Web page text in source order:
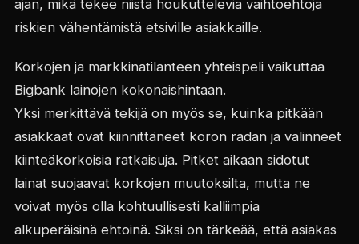
ajan, mikä tekee niistä houkuttelevia vaihtoehtoja
riskien vähentämistä etsiville asiakkaille.
Korkojen ja markkinatilanteen yhteispeli vaikuttaa
Bigbank lainojen kokonaishintaan.
Yksi merkittävä tekijä on myös se, kuinka pitkään
asiakkaat ovat kiinnittäneet koron radan ja valinneet
kiinteäkorkoisia ratkaisuja. Pitket aikaan sidotut
lainat suojaavat korkojen muutoksilta, mutta ne
voivat myös olla kohtuullisesti kalliimpia
alkuperäisinä ehtoinä. Siksi on tärkeää, että asiakas